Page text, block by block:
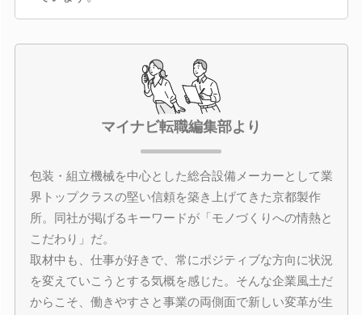
マイナビ転職編集部より
包装・組立機械を中心とした総合設備メーカーとして業
界トップクラスの堅い信頼を築き上げてきた京都製作
所。同社が掲げるキーワードが「モノづくりへの情熱と
こだわり」だ。
取材中も、仕事が好きで、常にポジティブな方向に状況
を変えていこうとする気概を感じた。そんな企業風土だ
からこそ、働きやすさと事業の両側面で新しい変革が生